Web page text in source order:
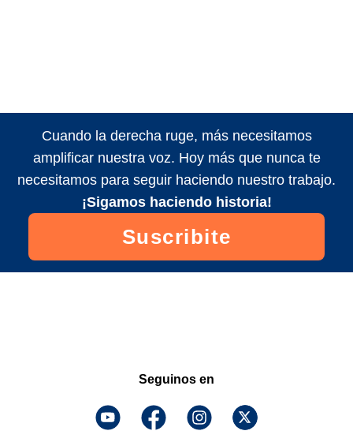
Cuando la derecha ruge, más necesitamos
amplificar nuestra voz. Hoy más que nunca te
necesitamos para seguir haciendo nuestro trabajo.
¡Sigamos haciendo historia!
Suscribite
Seguinos en